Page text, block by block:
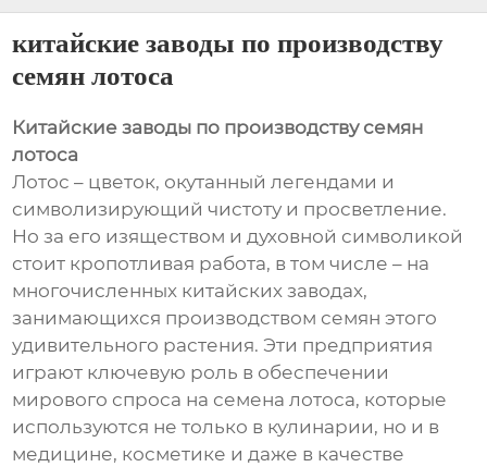
китайские заводы по производству
семян лотоса
Китайские заводы по производству семян
лотоса
Лотос – цветок, окутанный легендами и
символизирующий чистоту и просветление.
Но за его изяществом и духовной символикой
стоит кропотливая работа, в том числе – на
многочисленных китайских заводах,
занимающихся производством семян этого
удивительного растения. Эти предприятия
играют ключевую роль в обеспечении
мирового спроса на семена лотоса, которые
используются не только в кулинарии, но и в
медицине, косметике и даже в качестве